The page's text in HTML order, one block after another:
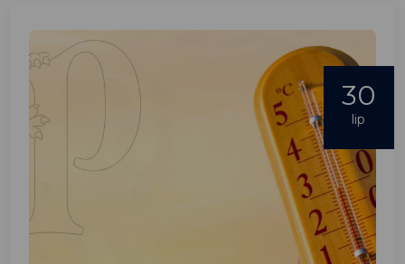
30
lip